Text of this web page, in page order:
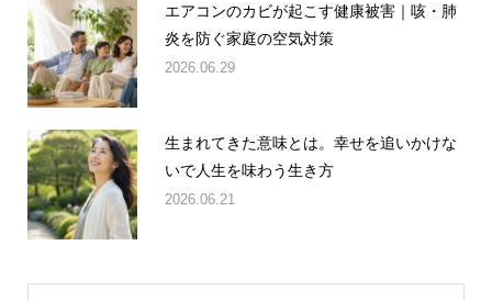
エアコンのカビが起こす健康被害｜咳・肺
炎を防ぐ家庭の空気対策
2026.06.29
生まれてきた意味とは。幸せを追いかけな
いで人生を味わう生き方
2026.06.21